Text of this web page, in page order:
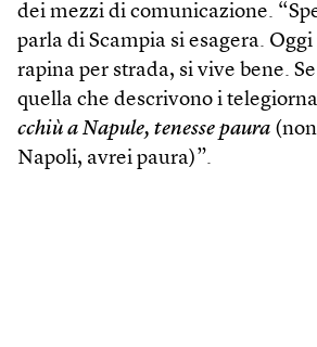
dei mezzi di comunicazione.
parla di Scampia si esagera.
rapina per strada, si vive bene.
quella che descrivono i
cchiù a Napule, tenesse paura
Napoli, avrei paura)”.